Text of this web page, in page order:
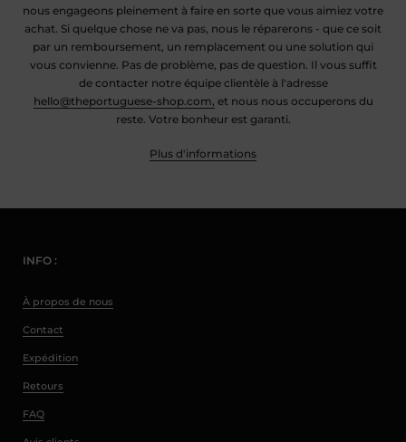
nous engageons pleinement à faire en sorte que vous aimiez votre
achat. Si quelque chose ne va pas, nous le réparerons - que ce soit
par un remboursement, un remplacement ou une solution qui
vous convienne. Pas de problème, pas de question. Il vous suffit
de contacter notre équipe clientèle à l'adresse
hello@theportuguese-shop.com, et nous nous occuperons du
reste. Votre bonheur est garanti.
Plus d'informations
INFO :
À propos de nous
Contact
Expédition
Retours
FAQ